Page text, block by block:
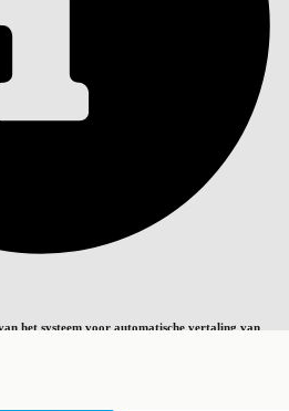
het systeem voor automatische vertaling van
Zoeken